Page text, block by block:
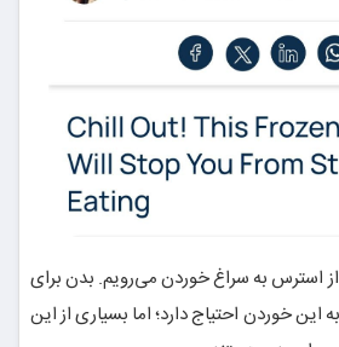
از استرس به سراغ خوردن می‌رویم. بدن برای
خوردن احتیاج دارد؛ اما بسیاری از این